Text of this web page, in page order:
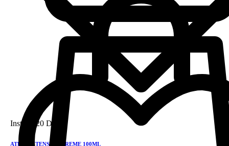
Instock 20 DH
ATRIX INTENSIVE CREME 100ML